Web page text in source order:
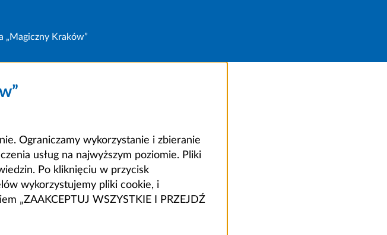
„Magiczny Kraków”
Ograniczamy wykorzystanie i zbieranie
usług na najwyższym poziomie. Pliki
Po kliknięciu w przycisk
wykorzystujemy pliki cookie, i
„ZAAKCEPTUJ WSZYSTKIE I PRZEJDŹ